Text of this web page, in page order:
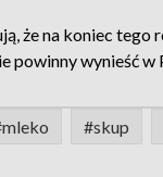
że na koniec tego
powinny wynieść w
#skup